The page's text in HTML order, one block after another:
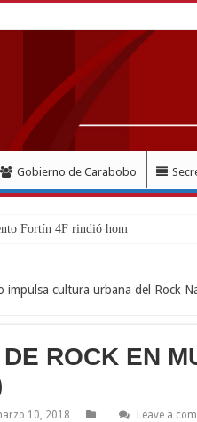
Gobierno de Carabobo
Fortín 4F rindió homenaje al Libe
impulsa cultura urbana del Rock
ROCK EN
10, 2018 Leave a